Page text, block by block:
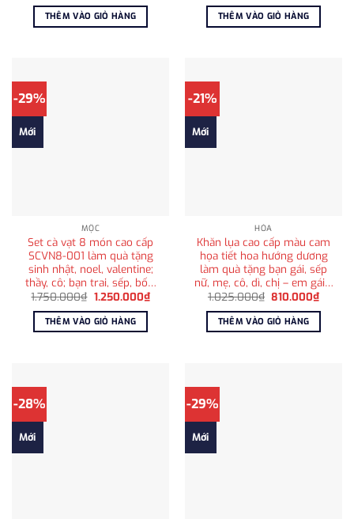
là:
790.000₫.
tại
595.000₫.
THÊM VÀO GIỎ HÀNG là:
525.000₫.
tại
THÊM VÀO GIỎ HÀNG
-29%
Mới
MỘC
Set cà vạt 8 món cao cấp
SCVN8-001 làm quà tặng
sinh nhật, noel, valentine;
thầy, cô; bạn trai, sếp, bố…
1.750.000₫ Giá
là:
1.750.000₫.
1.250.000₫Giá
hiện
1.250.000₫.
THÊM VÀO GIỎ HÀNG
-21%
Mới
HỎA
Khăn lụa cao cấp màu cam
họa tiết hoa hướng dương
làm quà tặng bạn gái, sếp
nữ, mẹ, cô, dì, chị – em gái…
1.025.000₫ Giá
là:
1.025.000₫.
810.000₫Giá
hiện
tại
THÊM VÀO GIỎ HÀNG
-28%
Mới
-29%
Mới